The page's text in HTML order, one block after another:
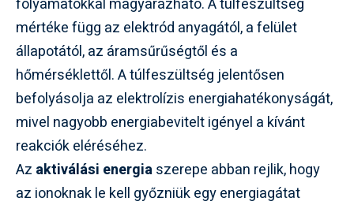
mértéke függ az elektród anyagától, a felület
állapotától, az áramsűrűségtől és a
hőmérséklettől. A túlfeszültség jelentősen
befolyásolja az elektrolízis energiahatékonyságát,
mivel nagyobb energiabevitelt igényel a kívánt
reakciók eléréséhez.
Az aktiválási energiaszerepe abban rejlik, hogy
az ionoknak le kell győzniük egy energiagátat